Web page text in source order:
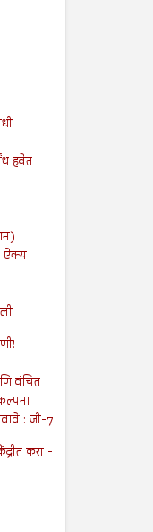
16
१६ ऑगस्ट ते २२ ऑगस्ट
हवेत
ऐक्य
वंचित
: जी-7
करा -